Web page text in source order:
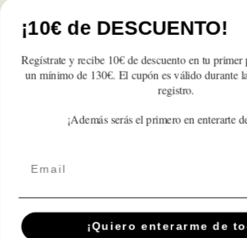
cantidad
para
Cháteau
des
2023
cantidad
para
Cháteau
des
2023
cantidad
para
Cháteau
des
Ferrages
2023
cantidad
para
Cháteau
des
Ferrages
2023
Reseñas de Clientes
Sé el primero en escribir una
Suscríbete A Nuestra Newsletter
¡10€ de DESCUENTO!
Regístrate y recibe 10€ de descuento en tu
un mínimo de 130€. El cupón es válido durante
registro.
¡Además serás el primero en enterarte
¡Quiero enterarme de